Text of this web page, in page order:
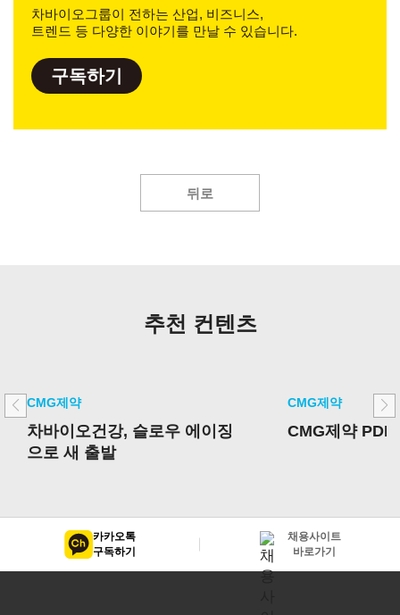
차바이오그룹이 전하는 산업, 비즈니스,
트렌드 등 다양한 이야기를 만날 수 있습니다.
구독하기
뒤로
추천 컨텐츠
CMG제약
차바이오건강, 슬로우 에이징
으로 새 출발
CMG제약
CMG제약
카카오톡
구독하기
채용사이트
바로가기